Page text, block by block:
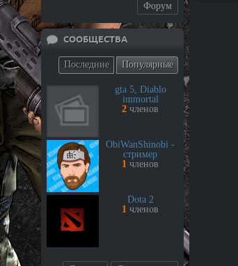
Форум
СООБЩЕСТВА
Последние Популярные
gta 5, Diablo
immortal
2 членов
ObiWanShinobi -
стример
1 членов
Dota 2
1 членов